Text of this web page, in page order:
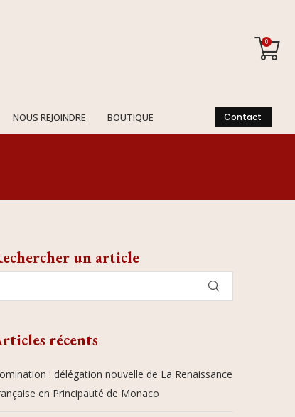
0
NOUS REJOINDRE BOUTIQUE Contact
un article
récents
: délégation nouvelle de La Renaissance
en Principauté de Monaco